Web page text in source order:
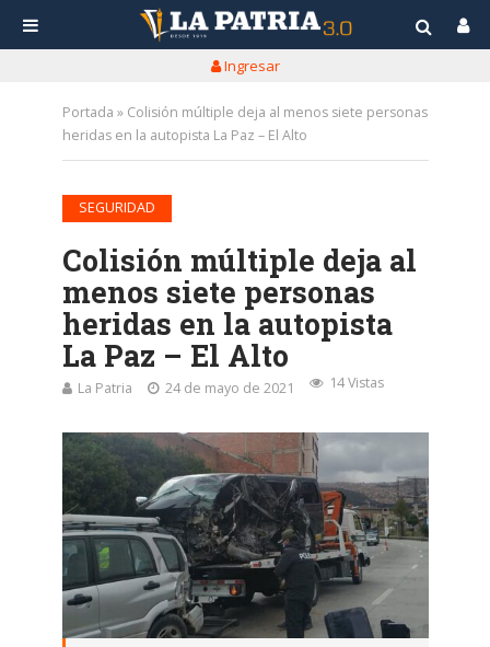
Ingresar
Portada » Colisión múltiple deja al menos siete personas
heridas en la autopista La Paz – El Alto
SEGURIDAD
Colisión múltiple deja al
menos siete personas
heridas en la autopista
La Paz – El Alto
La Patria 24 de mayo de 2021 14 Vistas